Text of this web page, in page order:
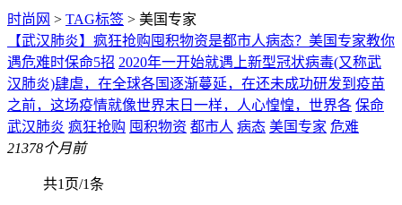
时尚网 > TAG标签 > 美国专家
【武汉肺炎】疯狂抢购囤积物资是都市人病态？美国专家教你
遇危难时保命5招 2020年一开始就遇上新型冠状病毒(又称武
汉肺炎)肆虐，在全球各国逐渐蔓延，在还未成功研发到疫苗
之前，这场疫情就像世界末日一样，人心惶惶，世界各 保命
武汉肺炎 疯狂抢购 囤积物资 都市人 病态 美国专家 危难
21378个月前
共1页/1条